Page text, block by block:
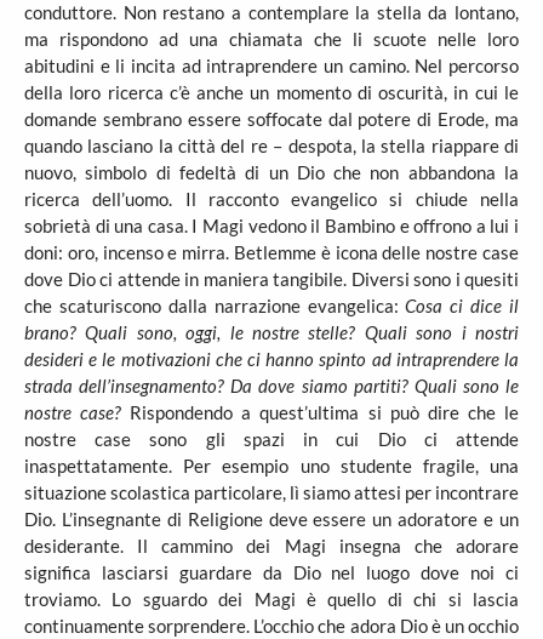
conduttore. Non restano a contemplare la stella da lontano,
ma rispondono ad una chiamata che li scuote nelle loro
abitudini e li incita ad intraprendere un camino. Nel percorso
della loro ricerca c’è anche un momento di oscurità, in cui le
domande sembrano essere soffocate dal potere di Erode, ma
quando lasciano la città del re – despota, la stella riappare di
nuovo, simbolo di fedeltà di un Dio che non abbandona la
ricerca dell’uomo. Il racconto evangelico si chiude nella
sobrietà di una casa. I Magi vedono il Bambino e offrono a lui i
doni: oro, incenso e mirra. Betlemme è icona delle nostre case
dove Dio ci attende in maniera tangibile. Diversi sono i quesiti
che scaturiscono dalla narrazione evangelica:Cosa ci dice il
brano? Quali sono, oggi, le nostre stelle? Quali sono i nostri
desideri e le motivazioni che ci hanno spinto ad intraprendere la
strada dell’insegnamento? Da dove siamo partiti? Quali sono le
nostre case? Rispondendo a quest’ultima si può dire che le
nostre case sono gli spazi in cui Dio ci attende
inaspettatamente. Per esempio uno studente fragile, una
situazione scolastica particolare, lì siamo attesi per incontrare
Dio. L’insegnante di Religione deve essere un adoratore e un
desiderante. Il cammino dei Magi insegna che adorare
significa lasciarsi guardare da Dio nel luogo dove noi ci
troviamo. Lo sguardo dei Magi è quello di chi si lascia
continuamente sorprendere. L’occhio che adora Dio è un occhio